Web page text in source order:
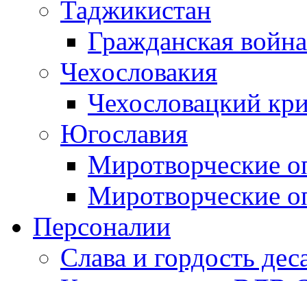
Таджикистан
Гражданская
Чехословакия
Чехословацкий
Югославия
Миротворческие
Миротворческие
Персоналии
Слава и гордость